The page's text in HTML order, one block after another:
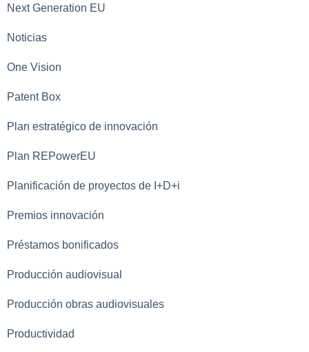
Next Generation EU
Noticias
One Vision
Patent Box
Plan estratégico de innovación
Plan REPowerEU
Planificación de proyectos de I+D+i
Premios innovación
Préstamos bonificados
Producción audiovisual
Producción obras audiovisuales
Productividad